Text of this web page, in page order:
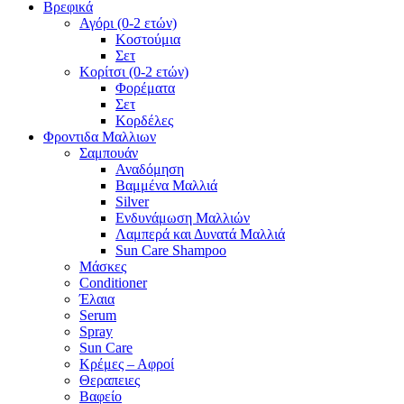
Βρεφικά
Αγόρι (0-2 ετών)
Κοστούμια
Σετ
Κορίτσι (0-2 ετών)
Φορέματα
Σετ
Κορδέλες
Φροντιδα Μαλλιων
Σαμπουάν
Αναδόμηση
Βαμμένα Μαλλιά
Silver
Ενδυνάμωση Μαλλιών
Λαμπερά και Δυνατά Μαλλιά
Sun Care Shampoo
Μάσκες
Conditioner
Έλαια
Serum
Spray
Sun Care
Κρέμες – Αφροί
Θεραπειες
Βαφείο